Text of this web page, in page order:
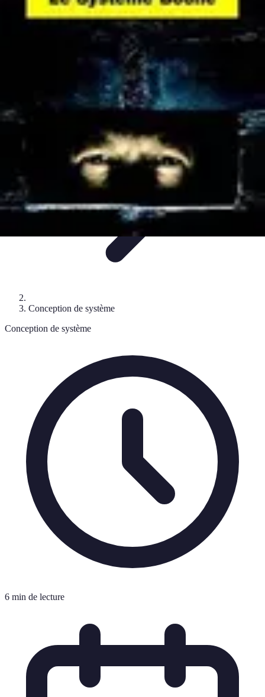
Système Irrigation
InstallationMaintenanceInnovations en irrigationInstallation et
Entretien et Maintenance
Conception de système
Conception de système
6 min de lecture